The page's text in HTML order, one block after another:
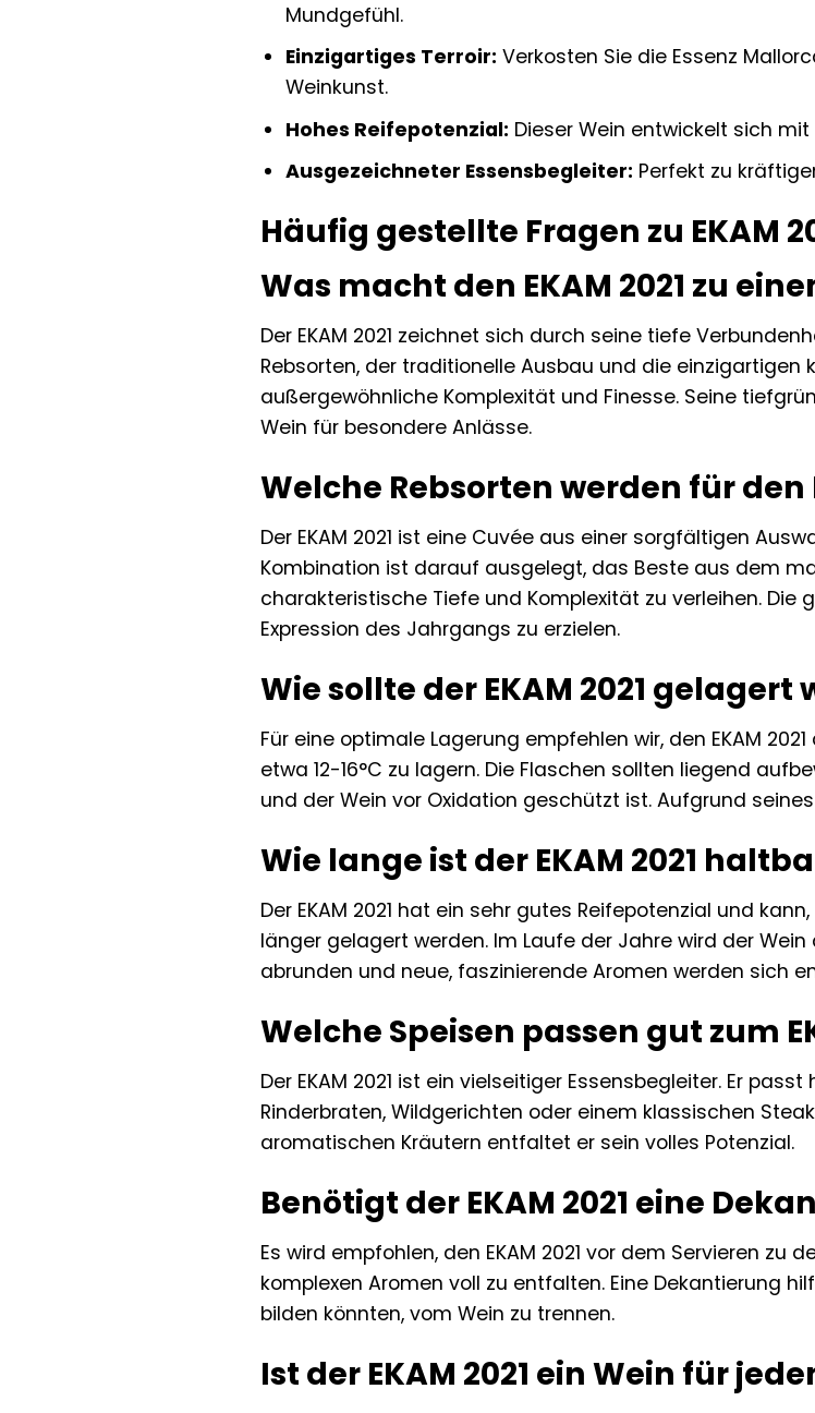
Mundgefühl.
Einzigartiges Terroir: Verkosten Sie die Essenz
Weinkunst.
Hohes Reifepotenzial: Dieser Wein entwickelt sich
Ausgezeichneter Essensbegleiter: Perfekt zu
Häufig gestellte Fragen zu EKAM
Was macht den EKAM 2021 zu
Der EKAM 2021 zeichnet sich durch seine tiefe
Rebsorten, der traditionelle Ausbau und die
außergewöhnliche Komplexität und Finesse. Seine
Wein für besondere Anlässe.
Welche Rebsorten werden für den
Der EKAM 2021 ist eine Cuvée aus einer sorgfältigen
Kombination ist darauf ausgelegt, das Beste aus dem
charakteristische Tiefe und Komplexität zu verleihen.
Expression des Jahrgangs zu erzielen.
Wie sollte der EKAM 2021 gelagert
Für eine optimale Lagerung empfehlen wir, den EKAM
etwa 12-16°C zu lagern. Die Flaschen sollten liegend
und der Wein vor Oxidation geschützt ist. Aufgrund
Wie lange ist der EKAM 2021
Der EKAM 2021 hat ein sehr gutes Reifepotenzial und
länger gelagert werden. Im Laufe der Jahre wird der
abrunden und neue, faszinierende Aromen werden sich
Welche Speisen passen gut zum
Der EKAM 2021 ist ein vielseitiger Essensbegleiter. Er
Rinderbraten, Wildgerichten oder einem klassischen
aromatischen Kräutern entfaltet er sein volles Potenzial.
Benötigt der EKAM 2021 eine
Es wird empfohlen, den EKAM 2021 vor dem Servieren
komplexen Aromen voll zu entfalten. Eine Dekantierung
bilden könnten, vom Wein zu trennen.
Ist der EKAM 2021 ein Wein für